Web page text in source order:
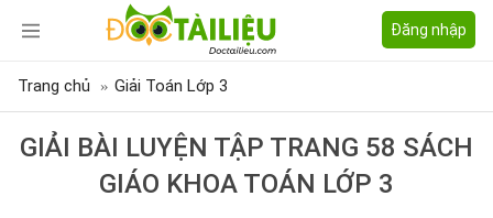
Đăng nhập
Trang chủ Giải Toán Lớp 3
GIẢI BÀI LUYỆN TẬP TRANG 58 SÁCH
GIÁO KHOA TOÁN LỚP 3